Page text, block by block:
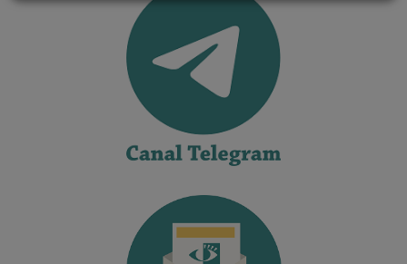
último, puedes leer nuestra Política de cookies.
No dar mi información personal
Opciones de cookies
Rechazar cookies Política de cookies